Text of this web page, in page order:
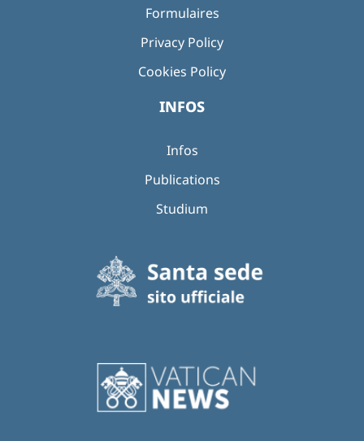
Formulaires
Privacy Policy
Cookies Policy
INFOS
Infos
Publications
Studium